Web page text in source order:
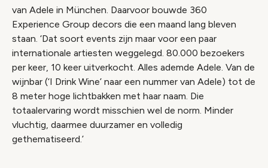
van Adele in München. Daarvoor bouwde 360
Experience Group decors die een maand lang bleven
staan. ‘Dat soort events zijn maar voor een paar
internationale artiesten weggelegd. 80.000 bezoekers
per keer, 10 keer uitverkocht. Alles ademde Adele. Van de
wijnbar (‘I Drink Wine’ naar een nummer van Adele) tot de
8 meter hoge lichtbakken met haar naam. Die
totaalervaring wordt misschien wel de norm. Minder
vluchtig, daarmee duurzamer en volledig
gethematiseerd.’